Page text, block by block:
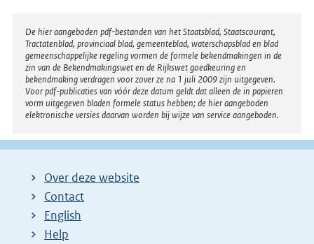
Disclaimer
De hier aangeboden pdf-bestanden van het Staatsblad, Staatscourant,
Tractatenblad, provinciaal blad, gemeenteblad, waterschapsblad en blad
gemeenschappelijke regeling vormen de formele bekendmakingen in de
zin van de Bekendmakingswet en de Rijkswet goedkeuring en
bekendmaking verdragen voor zover ze na 1 juli 2009 zijn uitgegeven.
Voor pdf-publicaties van vóór deze datum geldt dat alleen de in papieren
vorm uitgegeven bladen formele status hebben; de hier aangeboden
elektronische versies daarvan worden bij wijze van service aangeboden.
Over deze website
Contact
English
Help